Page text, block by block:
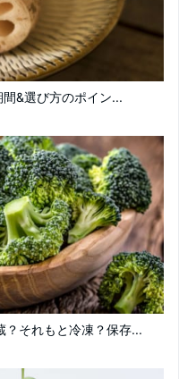
&選び方のポイン...
？それもと冷凍？保存...